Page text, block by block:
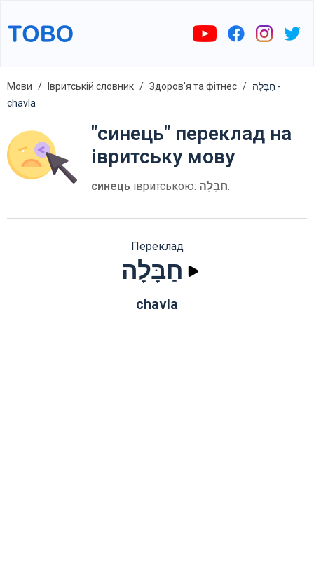
Мови Івритській словник Здоров'я та фітнес
חַבָּלָה -
chavla
"синець" переклад на
івритську мову
синець івритською: חַבָּלָה.
Переклад
חַבָּלָה
chavla